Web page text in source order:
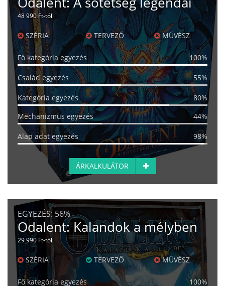
48 990 Ft-tól
SZÉRIA TERVEZŐ MŰVÉSZ
Fő kategória egyezés 100%
Család egyezés 55%
Kategória egyezés
80%
Mechanizmus egyezés
44%
Alap adat egyezés 98%
ÁRKALKULÁTOR
EGYEZÉS: 56%
Odalent: Kalandok a mélyben
29 990 Ft-tól
SZÉRIA TERVEZŐ MŰVÉSZ
Fő kategória egyezés 100%